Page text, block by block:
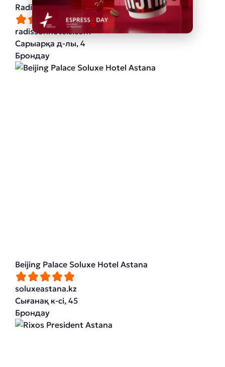
Radisson Astana
radissonhotels.com
Сарыарқа д-лы, 4
Брондау
Beijing Palace Soluxe Hotel Astana
soluxeastana.kz
Сығанақ к-сі, 45
Брондау